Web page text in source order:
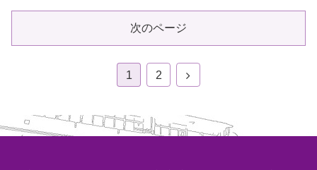
次のページ
1 2